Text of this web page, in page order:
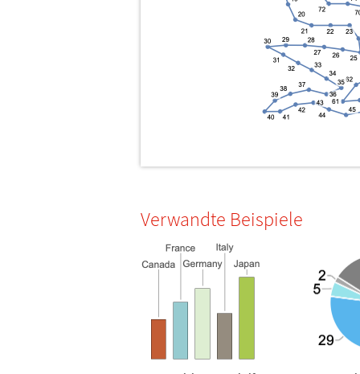
Verwandte Beispiele